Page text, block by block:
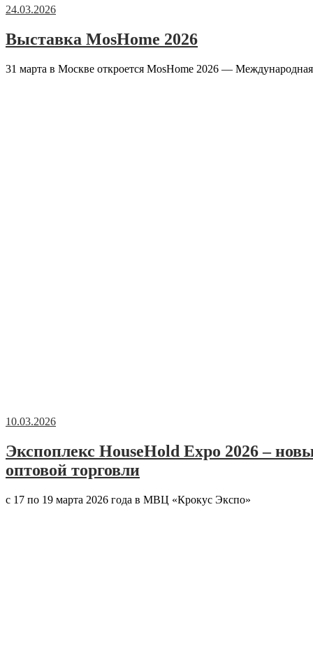
24.03.2026
Выставка MosHome 2026
31 марта в Москве откроется MosHome 2026 —
10.03.2026
Экспоплекс HouseHold Expo 2026 –
оптовой торговли
с 17 по 19 марта 2026 года в МВЦ «Крокус Экспо»